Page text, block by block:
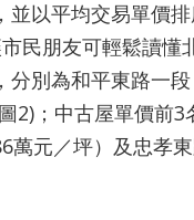
並以平均交易單價
民朋友可輕鬆讀懂
分別為和平東路一
2)；中古屋單價前
萬元／坪）及忠孝